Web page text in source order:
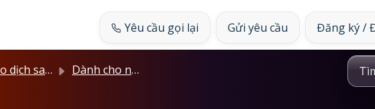
Yêu cầu gọi lại Gửi yêu cầu Đăng ký /
sao chép Dành cho nhà cung cấp